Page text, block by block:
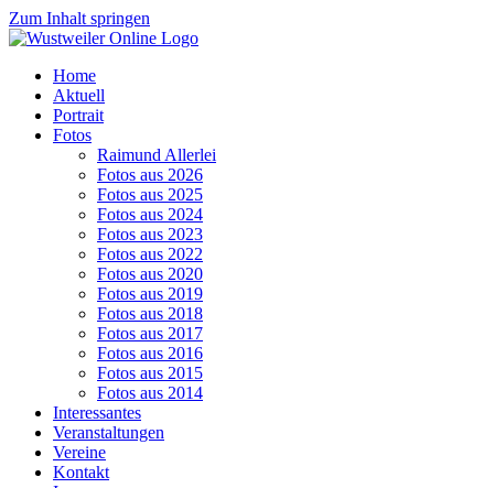
Zum Inhalt springen
Home
Aktuell
Portrait
Fotos
Raimund Allerlei
Fotos aus 2026
Fotos aus 2025
Fotos aus 2024
Fotos aus 2023
Fotos aus 2022
Fotos aus 2020
Fotos aus 2019
Fotos aus 2018
Fotos aus 2017
Fotos aus 2016
Fotos aus 2015
Fotos aus 2014
Interessantes
Veranstaltungen
Vereine
Kontakt